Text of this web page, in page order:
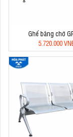
Ghế băng chờ
5.720.000